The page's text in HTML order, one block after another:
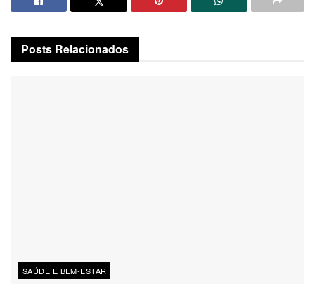
Posts Relacionados
SAÚDE E BEM-ESTAR